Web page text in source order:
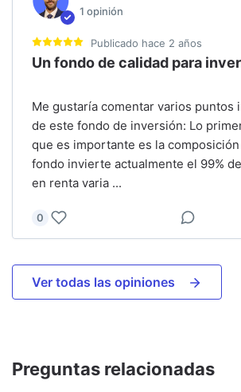
1 opinión
Publicado hace 2 años
Un fondo de calidad para
Me gustaría comentar varios puntos
de este fondo de inversión: Lo
que es importante es la
fondo invierte actualmente el 99%
en renta varia ...
0
Ver todas las opiniones
Preguntas relacionadas